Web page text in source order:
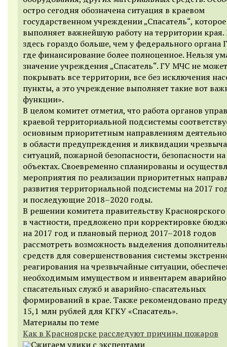
остро сегодня обозначена ситуация в краевом
государственном учреждении „Спасатель“, которое
выполняет важнейшую работу на территории
здесь гораздо больше, чем у федерального органа
где финансирование более полноценное. Нельзя
значение учреждения „Спасатель“. ГУ МЧС не может
покрывать все территории, все без исключения
пункты, а это учреждение выполняет такие вот
функции».
В целом комитет отметил, что работа органов
краевой территориальной подсистемы
основным приоритетным направлениям
в области предупреждения и ликвидации
ситуаций, пожарной безопасности, безопасности
объектах. Своевременно спланированы и
мероприятия по реализации приоритетных
развития территориальной подсистемы на 2017
и последующие 2018–2020 годы.
В решении комитета правительству Красноярского
в частности, предложено при корректировке
на 2017 год и плановый период 2017–2018 годов
рассмотреть возможность выделения
средств для совершенствования системы
реагирования на чрезвычайные ситуации,
необходимым имуществом и инвентарем
спасательных служб и аварийно-спасательных
формирований в крае. Также рекомендовано
15,1 млн рублей для КГКУ «Спасатель».
Материалы по теме
Как в Красноярске расследуют причины пожаров
Сжигаем улики с экспертами